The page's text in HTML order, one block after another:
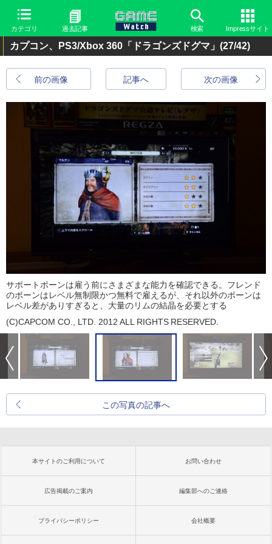
カテゴリ 過去記事 検索 Impressサイト
カプコン、PS3/Xbox 360「ドラゴンズドグマ」 (27/42)
前の画像 次の画像
記事へ
サポートポーンは雇う前にさまざまな能力を確認できる。フレンド
のポーンはレベル無制限かつ無料で雇えるが、それ以外のポーンは
レベル差がありすぎると、大量のリムの結晶を必要とする
(C)CAPCOM CO., LTD. 2012 ALL RIGHTS RESERVED.
この写真の記事へ
本サイトのご利用について お問い合わせ
広告掲載のご案内 編集部へのご連絡
プライバシーポリシー 会社概要